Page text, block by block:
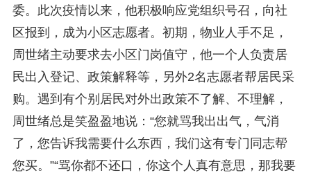
委。此次疫情以来，他积极响应党组织号召，向社
区报到，成为小区志愿者。初期，物业人手不足，
周世绪主动要求去小区门岗值守，他一个人负责居
民出入登记、政策解释等，另外2名志愿者帮居民采
购。遇到有个别居民对外出政策不了解、不理解，
周世绪总是笑盈盈地说：“您就骂我出出气，气消
了，您告诉我需要什么东西，我们这有专门同志帮
您买。”“骂你都不还口，你这个人真有意思，那我要